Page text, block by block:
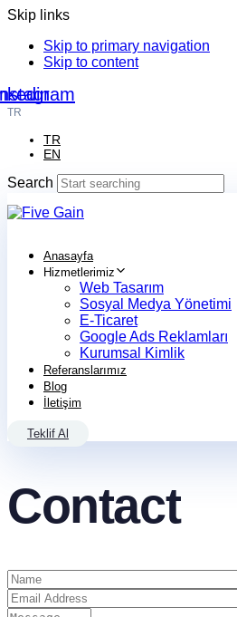
Skip links
Skip to primary navigation
Skip to content
TR
TR
EN
Search
Anasayfa
Hizmetlerimiz
Web Tasarım
Sosyal Medya Yönetimi
E-Ticaret
Google Ads Reklamları
Kurumsal Kimlik
Referanslarımız
Blog
İletişim
Teklif Al
Contact